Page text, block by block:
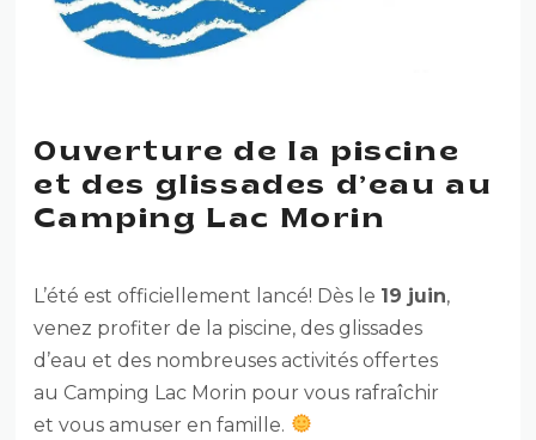
Ouverture de la piscine
et des glissades d’eau au
Camping Lac Morin
L’été est officiellement lancé! Dès le 19 juin,
venez profiter de la piscine, des glissades
d’eau et des nombreuses activités offertes
au Camping Lac Morin pour vous rafraîchir
et vous amuser en famille.